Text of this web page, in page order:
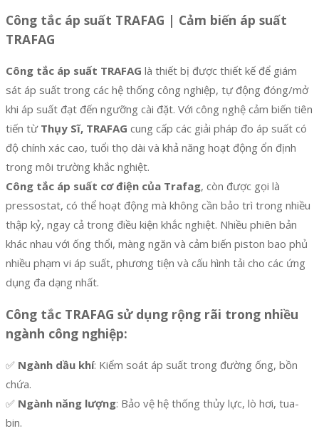
Công tắc áp suất TRAFAG | Cảm biến áp suất
TRAFAG
Công tắc áp suất TRAFAG là thiết bị được thiết kế để giám
sát áp suất trong các hệ thống công nghiệp, tự động đóng/mở
khi áp suất đạt đến ngưỡng cài đặt. Với công nghệ cảm biến tiên
tiến từ Thụy Sĩ, TRAFAG cung cấp các giải pháp đo áp suất có
độ chính xác cao, tuổi thọ dài và khả năng hoạt động ổn định
trong môi trường khắc nghiệt.
Công tắc áp suất cơ điện của Trafag, còn được gọi là
pressostat, có thể hoạt động mà không cần bảo trì trong nhiều
thập kỷ, ngay cả trong điều kiện khắc nghiệt. Nhiều phiên bản
khác nhau với ống thổi, màng ngăn và cảm biến piston bao phủ
nhiều phạm vi áp suất, phương tiện và cấu hình tải cho các ứng
dụng đa dạng nhất.
Công tắc TRAFAG sử dụng rộng rãi trong nhiều
ngành công nghiệp:
✅ Ngành dầu khí: Kiểm soát áp suất trong đường ống, bồn
chứa.
✅ Ngành năng lượng: Bảo vệ hệ thống thủy lực, lò hơi, tua-
bin.